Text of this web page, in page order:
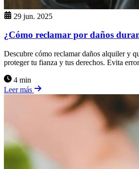
29 jun. 2025
¿Cómo reclamar por daños
Descubre cómo reclamar daños alquiler y
proteger tu fianza y tus derechos. Evita
4 min
Leer más